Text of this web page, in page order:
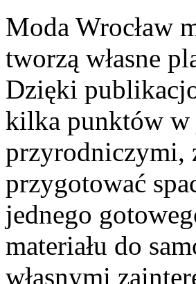
Moda Wrocław
tworzą własne
Dzięki
kilka punktów w
przyrodniczymi,
przygotować
jednego
materiału do
własnymi